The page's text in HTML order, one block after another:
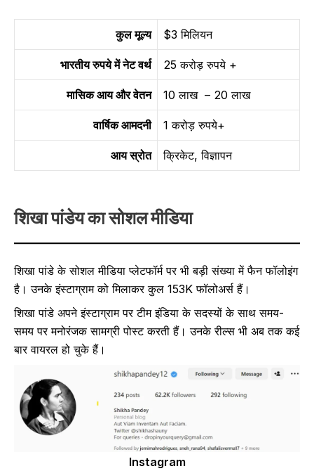
कुल मूल्य $3 मिलियन
भारतीय रुपये में नेट वर्थ 25 करोड़ रुपये +
मासिक आय और वेतन 10 लाख – 20 लाख
वार्षिक आमदनी 1 करोड़ रुपये+
आय स्रोत क्रिकेट, विज्ञापन
शिखा पांडेय का सोशल मीडिया
शिखा पांडे के सोशल मीडिया प्लेटफॉर्म पर भी बड़ी संख्या में फैन फॉलोइंग
है। उनके इंस्टाग्राम को मिलाकर कुल 153K फॉलोअर्स हैं।
शिखा पांडे अपने इंस्टाग्राम पर टीम इंडिया के सदस्यों के साथ समय-
समय पर मनोरंजक सामग्री पोस्ट करती हैं। उनके रील्स भी अब तक कई
बार वायरल हो चुके हैं।
Instagram